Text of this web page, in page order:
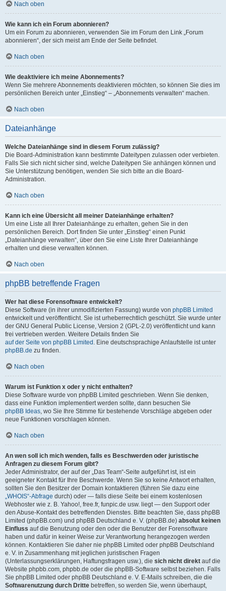
Nach oben
Wie kann ich ein Forum abonnieren?
Um ein Forum zu abonnieren, verwenden Sie im Forum den Link „Forum
abonnieren“, der sich meist am Ende der Seite befindet.
Nach oben
Wie deaktiviere ich meine Abonnements?
Wenn Sie mehrere Abonnements deaktivieren möchten, so können Sie dies im
persönlichen Bereich unter „Einstieg“ – „Abonnements verwalten“ machen.
Nach oben
Dateianhänge
Welche Dateianhänge sind in diesem Forum zulässig?
Die Board-Administration kann bestimmte Dateitypen zulassen oder verbieten.
Falls Sie sich nicht sicher sind, welche Dateitypen Sie anhängen können und
Sie Unterstützung benötigen, wenden Sie sich bitte an die Board-
Administration.
Nach oben
Kann ich eine Übersicht all meiner Dateianhänge erhalten?
Um eine Liste all Ihrer Dateianhänge zu erhalten, gehen Sie in den
persönlichen Bereich. Dort finden Sie unter „Einstieg“ einen Punkt
„Dateianhänge verwalten“, über den Sie eine Liste Ihrer Dateianhänge
erhalten und diese verwalten können.
Nach oben
phpBB betreffende Fragen
Wer hat diese Forensoftware entwickelt?
Diese Software (in ihrer unmodifizierten Fassung) wurde von phpBB Limited
entwickelt und veröffentlicht. Sie ist urheberrechtlich geschützt. Sie wurde unter
der GNU General Public License, Version 2 (GPL-2.0) veröffentlicht und kann
frei vertrieben werden. Weitere Details finden Sie
auf der Seite von phpBB Limited . Eine deutschsprachige Anlaufstelle ist unter
phpBB.de zu finden.
Nach oben
Warum ist Funktion x oder y nicht enthalten?
Diese Software wurde von phpBB Limited geschrieben. Wenn Sie denken,
dass eine Funktion implementiert werden sollte, dann besuchen Sie
phpBB Ideas, wo Sie Ihre Stimme für bestehende Vorschläge abgeben oder
neue Funktionen vorschlagen können.
Nach oben
An wen soll ich mich wenden, falls es Beschwerden oder juristische
Anfragen zu diesem Forum gibt?
Jeder Administrator, der auf der „Das Team“-Seite aufgeführt ist, ist ein
geeigneter Kontakt für Ihre Beschwerde. Wenn Sie so keine Antwort erhalten,
sollten Sie den Besitzer der Domain kontaktieren (führen Sie dazu eine
„WHOIS“-Abfrage durch) oder — falls diese Seite bei einem kostenlosen
Webhoster wie z. B. Yahoo!, free.fr, funpic.de usw. liegt — den Support oder
den Abuse-Kontakt des betreffenden Dienstes. Bitte beachten Sie, dass phpBB
Limited (phpBB.com) und phpBB Deutschland e. V. (phpBB.de) absolut keinen
Einfluss auf die Benutzung oder den oder die Benutzer der Forensoftware
haben und dafür in keiner Weise zur Verantwortung herangezogen werden
können. Kontaktieren Sie daher nie phpBB Limited oder phpBB Deutschland
e. V. in Zusammenhang mit jeglichen juristischen Fragen
(Unterlassungserklärungen, Haftungsfragen usw.), die sich nicht direkt auf die
Website phpbb.com, phpbb.de oder die phpBB-Software selbst beziehen. Falls
Sie phpBB Limited oder phpBB Deutschland e. V. E-Mails schreiben, die die
Softwarenutzung durch Dritte betreffen, so werden Sie, wenn überhaupt,